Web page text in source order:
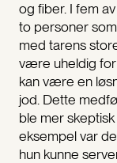
og fiber. I fem
to personer
med tarens
være uheldig for
kan være en
jod. Dette
ble mer
eksempel var
hun kunne